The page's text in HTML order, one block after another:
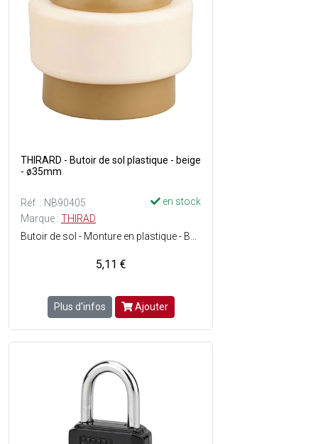
THIRARD - Butoir de sol plastique - beige
- ø35mm
Réf. : NB90405
en stock
Marque : THIRAD
5,11 €
Plus d'infos Ajouter